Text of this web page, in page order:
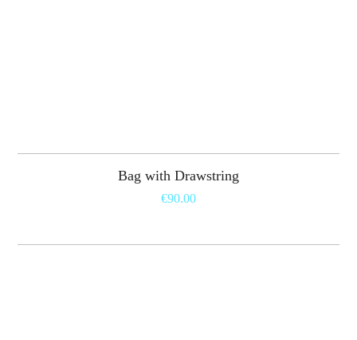
Bag with Drawstring
€90.00